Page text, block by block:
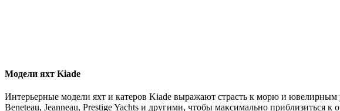
Модели яхт Kiade
Интерьерные модели яхт и катеров Kiade выражают страсть к морю и
Beneteau, Jeanneau, Prestige Yachts и другими, чтобы максимально приблизиться к